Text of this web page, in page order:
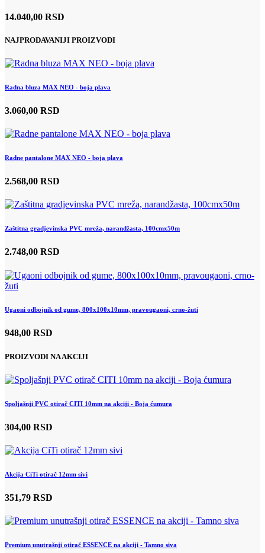
14.040,00 RSD
NAJPRODAVANIJI PROIZVODI
Radna bluza MAX NEO - boja plava
3.060,00 RSD
Radne pantalone MAX NEO - boja plava
2.568,00 RSD
Zaštitna gradjevinska PVC mreža, narandžasta, 100cmx50m
2.748,00 RSD
Ugaoni odbojnik od gume, 800x100x10mm, pravougaoni, crno-žuti
948,00 RSD
PROIZVODI NA AKCIJI
Spoljašnji PVC otirač CITI 10mm na akciji - Boja ćumura
304,00 RSD
Akcija CiTi otirač 12mm sivi
351,79 RSD
Premium unutrašnji otirač ESSENCE na akciji - Tamno siva